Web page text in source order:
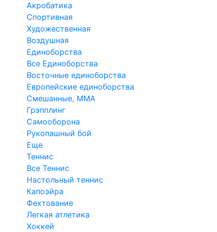
Акробатика
Спортивная
Художественная
Воздушная
Единоборства
Все Единоборства
Восточные единоборства
Европейские единоборства
Смешанные, ММА
Грэпплинг
Самооборона
Рукопашный бой
Еще
Теннис
Все Теннис
Настольный теннис
Капоэйра
Фехтование
Легкая атлетика
Хоккей